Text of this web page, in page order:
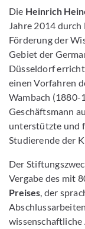
Die Heinrich
Jahre 2014
Förderung der
Gebiet der
Düsseldorf
einen Vorfahren
Wambach (1880-
Geschäftsmann
unterstützte und
Studierende der
Der
Vergabe des mit
Preises, der